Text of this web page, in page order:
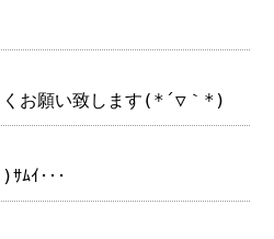
お願い致します(*´▽｀*)
ﾑｲ･･･